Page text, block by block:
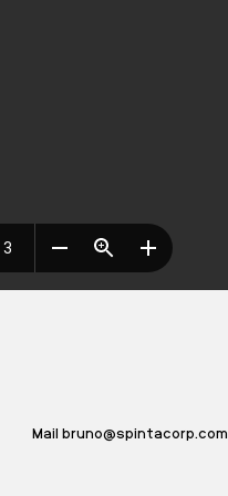
Mail bruno@spintacorp.com